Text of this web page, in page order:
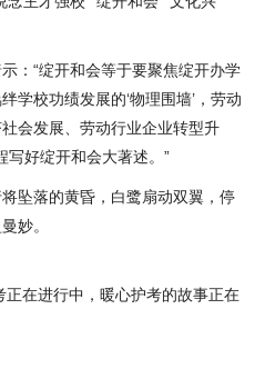
：“绽开和会等于要聚焦绽开办学
学校功绩发展的‘物理围墙’，劳动
会发展、劳动行业企业转型升
写好绽开和会大著述。”
坠落的黄昏，白鹭扇动双翼，停
妙。
在进行中，暖心护考的故事正在